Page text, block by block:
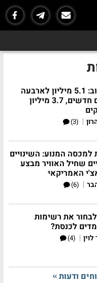
בורוכוב: 5.1 מיליון לארבעה
חדרים חדשים, 3.7 מיליון
|
(3)
המנוע: השינויים
שחיל האוויר מבצע
האמריקאי
|
(6)
את רשימות
לכנסת?
|
(4)
ודעות